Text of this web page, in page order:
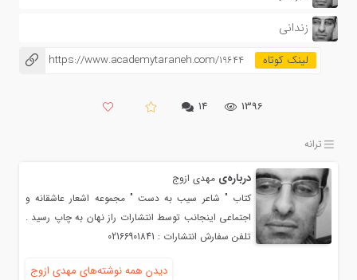
زندانی
https://www.academytaraneh.com/19644
1396 ۱۴
ترانه
درباره‌ی مهدي ازوج
كتاب " شاعر سيب به دست " مجموعه اشعار عاشقانه و
اجتماعي اينجانب توسط انتشارات راز نهان به چاپ رسيد .
تلفن سفارش انتشارات : 02166901841
دیدن همه نوشته‌های مهدي ازوج